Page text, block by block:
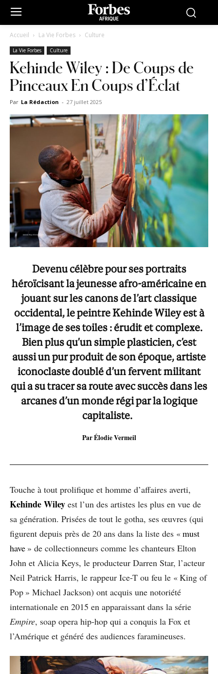
Accueil La Vie Forbes Culture
La Vie Forbes Culture
Kehinde Wiley : De Coups de
Pinceaux En Coups d’Éclat
Par La Rédaction - 27 juillet 2025
Devenu célèbre pour ses portraits
héroïcisant la jeunesse afro-américaine en
jouant sur les canons de l’art classique
occidental, le peintre Kehinde Wiley est à
l’image de ses toiles : érudit et complexe.
Bien plus qu’un simple plasticien, c’est
aussi un pur produit de son époque, artiste
iconoclaste doublé d’un fervent militant
qui a su tracer sa route avec succès dans les
arcanes d’un monde régi par la logique
capitaliste.
Par Élodie Vermeil
Touche à tout prolifique et homme d’affaires averti,
Kehinde Wiley est l’un des artistes les plus en vue de
sa génération. Prisées de tout le gotha, ses œuvres (qui
figurent depuis près de 20 ans dans la liste des «must
have » de collectionneurs comme les chanteurs Elton
John et Alicia Keys, le producteur Darren Star, l’acteur
Neil Patrick Harris, le rappeur Ice-T ou feu le « King of
Pop » Michael Jackson) ont acquis une notoriété
internationale en 2015 en apparaissant dans la série
Empire, soap opera hip-hop qui a conquis la Fox et
l’Amérique et généré des audiences faramineuses.